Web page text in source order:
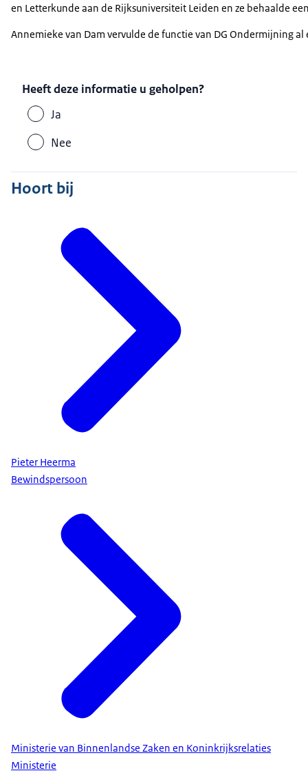
en Letterkunde aan de Rijksuniversiteit Leiden en ze behaalde
Annemieke van Dam vervulde de functie van DG Ondermijning
Heeft deze informatie u geholpen?
Ja
Nee
Hoort bij
Pieter Heerma
Bewindspersoon
Ministerie van Binnenlandse Zaken en Koninkrijksrelaties
Ministerie